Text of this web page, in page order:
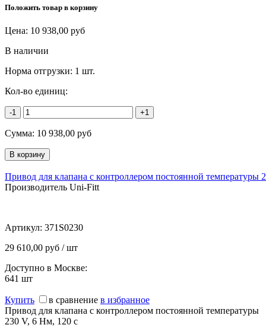
Положить товар в корзину
Цена: 10 938,00 руб
В наличии
Норма отгрузки: 1 шт.
Кол-во единиц:
-1 +1
Сумма: 10 938,00 руб
Привод для клапана с контроллером постоянной температуры
Производитель Uni-Fitt
Артикул: 371S0230
29 610,00 руб / шт
Доступно в Москве:
641 шт
Купить в сравнение в избранное
Привод для клапана с контроллером постоянной температуры
230 V, 6 Нм, 120 c